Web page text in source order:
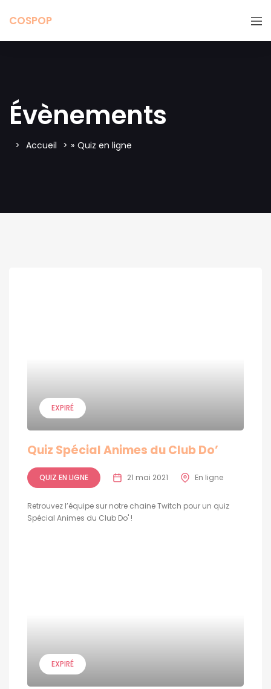
COSPOP
Évènements
Accueil » Quiz en ligne
EXPIRÉ
Quiz Spécial Animes du Club Do’
QUIZ EN LIGNE 21 mai 2021 En ligne
Retrouvez l’équipe sur notre chaine Twitch pour un quiz
Spécial Animes du Club Do' !
EXPIRÉ